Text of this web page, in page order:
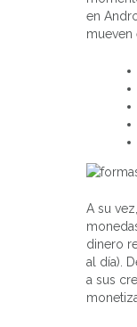
en
mueven
A su
dinero
al día).
a sus